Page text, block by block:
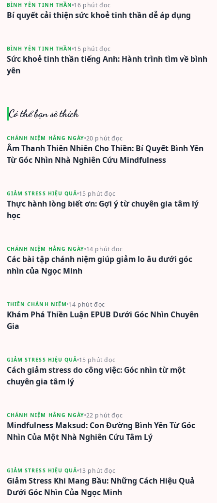
BÌNH YÊN TINH THẦN 16 phút đọc
Bí quyết cải thiện sức khoẻ tinh thần dễ áp dụng
BÌNH YÊN TINH THẦN 15 phút đọc
Sức khoẻ tinh thần tiếng Anh: Hành trình tìm về bình
yên
Có thể bạn sẽ thích
CHÁNH NIỆM HẰNG NGÀY 20 phút đọc
Âm Thanh Thiên Nhiên Cho Thiền: Bí Quyết Bình Yên
Từ Góc Nhìn Nhà Nghiên Cứu Mindfulness
GIẢM STRESS HIỆU QUẢ 15 phút đọc
Thực hành lòng biết ơn: Gợi ý từ chuyên gia tâm lý
học
CHÁNH NIỆM HẰNG NGÀY 14 phút đọc
Các bài tập chánh niệm giúp giảm lo âu dưới góc
nhìn của Ngọc Minh
THIỀN CHÁNH NIỆM 14 phút đọc
Khám Phá Thiền Luận EPUB Dưới Góc Nhìn Chuyên
Gia
GIẢM STRESS HIỆU QUẢ 15 phút đọc
Cách giảm stress do công việc: Góc nhìn từ một
chuyên gia tâm lý
CHÁNH NIỆM HẰNG NGÀY 22 phút đọc
Mindfulness Maksud: Con Đường Bình Yên Từ Góc
Nhìn Của Một Nhà Nghiên Cứu Tâm Lý
GIẢM STRESS HIỆU QUẢ 13 phút đọc
Giảm Stress Khi Mang Bầu: Những Cách Hiệu Quả
Dưới Góc Nhìn Của Ngọc Minh